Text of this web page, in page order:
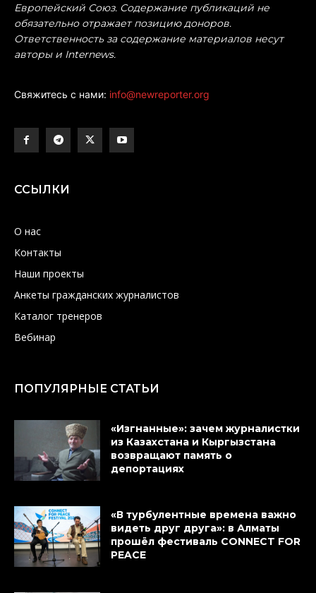
Европейский Союз. Содержание публикаций не
обязательно отражает позицию доноров.
Ответственность за содержание материалов несут
авторы и Internews.
Свяжитесь с нами: info@newreporter.org
ССЫЛКИ
О нас
Контакты
Наши проекты
Анкеты гражданских журналистов
Каталог тренеров
Вебинар
ПОПУЛЯРНЫЕ СТАТЬИ
«Изгнанные»: зачем журналистки
из Казахстана и Кыргызстана
возвращают память о
депортациях
«В турбулентные времена важно
видеть друг друга»: в Алматы
прошёл фестиваль CONNECT FOR
PEACE